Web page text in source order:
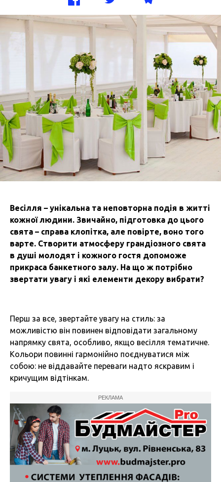
Весілля – унікальна та неповторна подія в житті
кожної людини. Звичайно, підготовка до цього
свята – справа клопітка, але повірте, воно того
варте. Створити атмосферу грандіозного свята
в душі молодят і кожного гостя допоможе
прикраса банкетного залу. На що ж потрібно
звертати увагу і які елементи декору вибрати?
Перш за все, звертайте увагу на стиль: за
можливістю він повинен відповідати загальному
напрямку свята, особливо, якщо весілля тематичне.
Кольори повинні гармонійно поєднуватися між
собою: не віддавайте переваги надто яскравим і
кричущим відтінкам.
РЕКЛАМА